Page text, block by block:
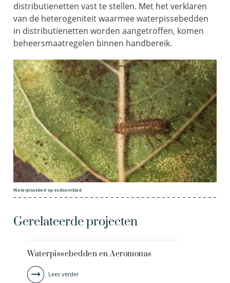
distributienetten vast te stellen. Met het verklaren
van de heterogeniteit waarmee waterpissebedden
in distributienetten worden aangetroffen, komen
beheersmaatregelen binnen handbereik.
Waterpissebed op esdoornblad
Gerelateerde projecten
Waterpissebedden en Aeromonas
Lees verder